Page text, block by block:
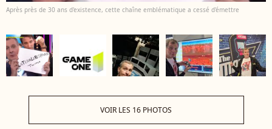
Après près de 30 ans d'existence, cette chaîne emblématique a cessé d'émettre
VOIR LES 16 PHOTOS